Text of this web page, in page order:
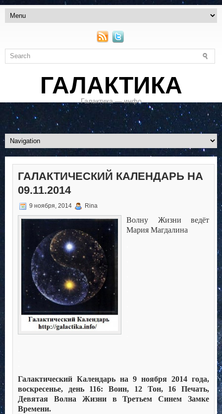
ГАЛАКТИКА
Галактика — инфо
ГАЛАКТИЧЕСКИЙ КАЛЕНДАРЬ НА
09.11.2014
9 ноября, 2014 Rina
Волну Жизни ведёт
Мария Магдалина
Галактический Календарь на 9 ноября 2014 года,
воскресенье, день 116: Воин, 12 Тон, 16 Печать,
Девятая Волна Жизни в Третьем Синем Замке
Времени.